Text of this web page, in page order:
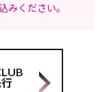
みください。